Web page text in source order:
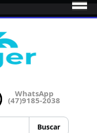
WhatsApp
(47)9185-2038